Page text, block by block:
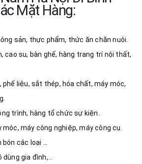
Mặt Hàng:
sản, thực phẩm, thức ăn chăn nuôi.
cao su, bàn ghế, hàng trang trí nội thất,
phế liệu, sắt thép, hóa chất, máy móc,
trình, hàng tổ chức sự kiện.
móc, máy công nghiệp, máy công cụ.
bón các loại …
dùng gia đình,…